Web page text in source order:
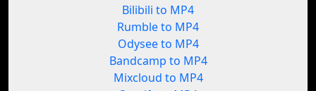
Bilibili to MP4
Rumble to MP4
Odysee to MP4
Bandcamp to MP4
Mixcloud to MP4